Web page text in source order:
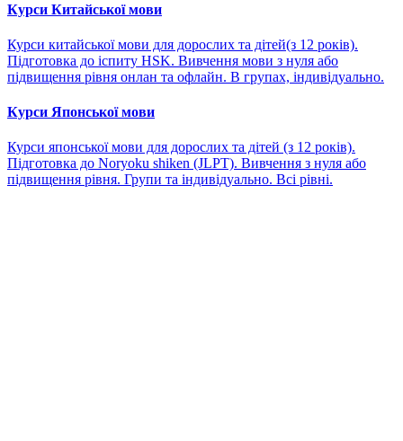
Курси Китайської мови
Курси китайської мови для дорослих та дітей(з 12 років).
Підготовка до іспиту HSK. Вивчення мови з нуля або
підвищення рівня онлан та офлайн. В групах, індивідуально.
Курси Японської мови
Курси японської мови для дорослих та дітей (з 12 років).
Підготовка до Noryoku shiken (JLPT). Вивчення з нуля або
підвищення рівня. Групи та індивідуально. Всі рівні.